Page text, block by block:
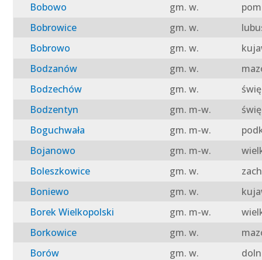
Bobowo
gm. w.
Bobrowice
gm. w.
Bobrowo
gm. w.
Bodzanów
gm. w.
Bodzechów
gm. w.
Bodzentyn
gm. m-w.
Boguchwała
gm. m-w.
Bojanowo
gm. m-w.
Boleszkowice
gm. w.
Boniewo
gm. w.
Borek Wielkopolski
gm. m-w.
Borkowice
gm. w.
Borów
gm. w.